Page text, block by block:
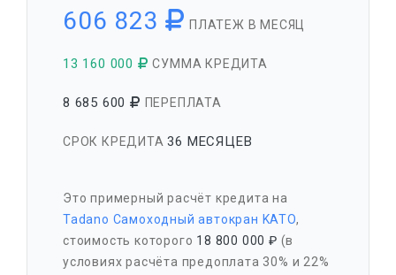
606 823 ПЛАТЕЖ В МЕСЯЦ
13 160 000 СУММА КРЕДИТА
8 685 600 ПЕРЕПЛАТА
СРОК КРЕДИТА36 МЕСЯЦЕВ
Это примерный расчёт кредита на
Tadano Самоходный автокран KATO,
стоимость которого 18 800 000 ₽ (в
условиях расчёта предоплата 30% и 22%